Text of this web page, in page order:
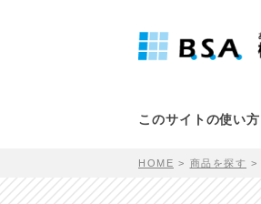
このサイトの使い方
HOME 商品を探す